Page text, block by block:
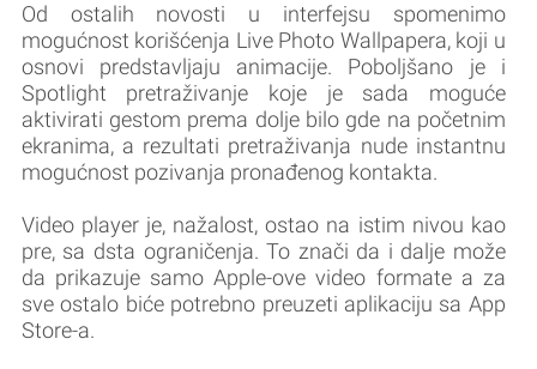
Od ostalih novosti u interfejsu spomenimo
mogućnost korišćenja Live Photo Wallpapera, koji u
osnovi predstavljaju animacije. Poboljšano je i
Spotlight pretraživanje koje je sada moguće
aktivirati gestom prema dolje bilo gde na početnim
ekranima, a rezultati pretraživanja nude instantnu
mogućnost pozivanja pronađenog kontakta.
Video player je, nažalost, ostao na istim nivou kao
pre, sa dsta ograničenja. To znači da i dalje može
da prikazuje samo Apple-ove video formate a za
sve ostalo biće potrebno preuzeti aplikaciju sa App
Store-a.